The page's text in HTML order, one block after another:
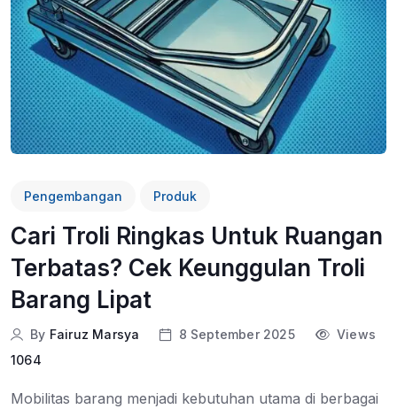
Pengembangan Produk
Cari Troli Ringkas Untuk Ruangan
Terbatas? Cek Keunggulan Troli
Barang Lipat
By Fairuz Marsya 8 September 2025
Views
1064
Mobilitas barang menjadi kebutuhan utama di berbagai